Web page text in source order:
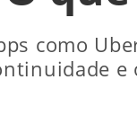
como